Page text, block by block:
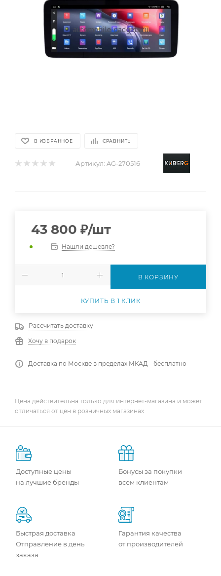
В ИЗБРАННОЕ СРАВНИТЬ
Артикул: AG-270516
43 800 ₽/шт
Нашли дешевле?
В КОРЗИНУ
КУПИТЬ В 1 КЛИК
Рассчитать доставку
Хочу в подарок
Доставка по Москве в пределах МКАД - бесплатно
Цена действительна только для интернет-магазина и может
отличаться от цен в розничных магазинах
Доступные цены
на лучшие бренды
Бонусы за покупки
всем клиентам
Быстрая доставка
Отправление в день
заказа
Гарантия качества
от производителей